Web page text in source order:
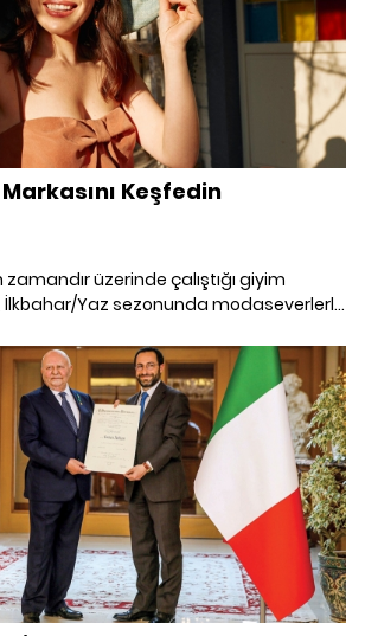
Keşfedin
zamandır üzerinde çalıştığı giyim
İlkbahar/Yaz sezonunda modaseverlerle